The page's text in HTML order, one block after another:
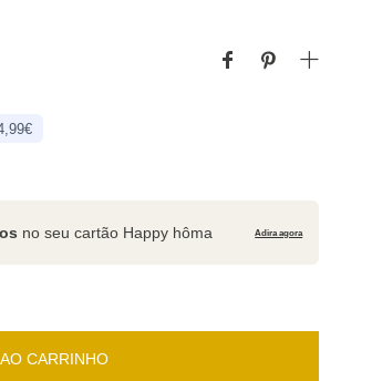
no seu cartão Happy hôma Adira agora
CARRINHO